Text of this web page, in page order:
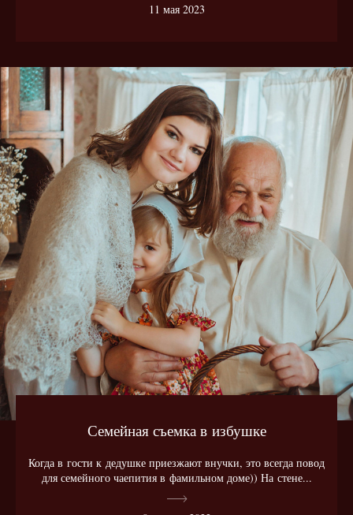
11 мая 2023
Семейная съемка в избушке
Когда в гости к дедушке приезжают внучки, это всегда повод
для семейного чаепития в фамильном доме)) На стене...